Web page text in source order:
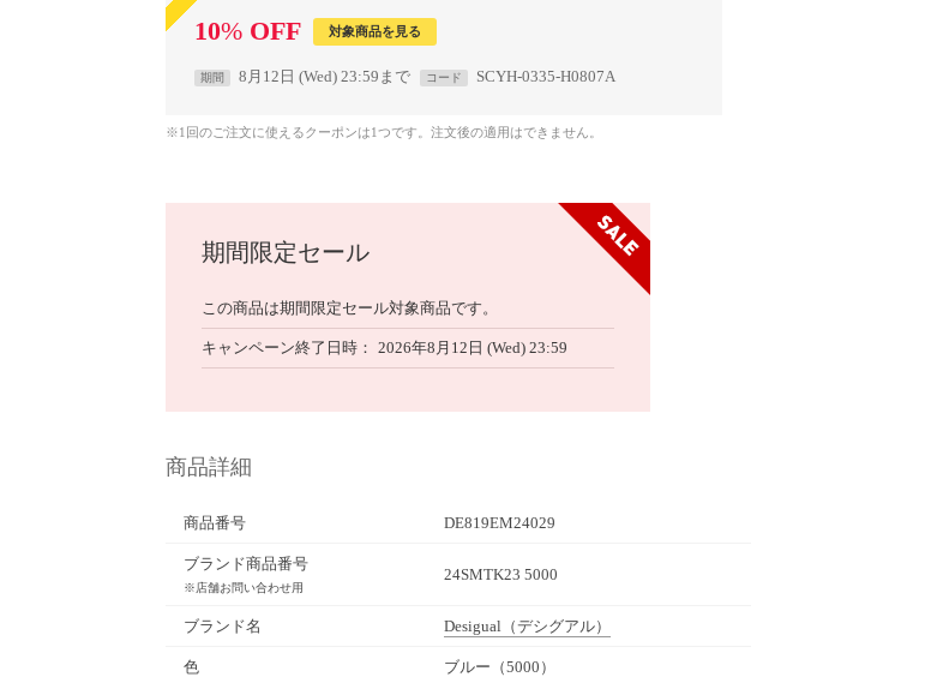
10% OFF 対象商品を見る
期間 8月12日 (Wed) 23:59まで コード SCYH-0335-H0807A
※1回のご注文に使えるクーポンは1つです。注文後の適用はできません。
期間限定セール
この商品は期間限定セール対象商品です。
キャンペーン終了日時 2026年8月12日 (Wed) 23:59
商品詳細
商品番号 DE819EM24029
ブランド商品番号
※店舗お問い合わせ用
24SMTK23 5000
ブランド名 Desigual （デシグアル）
色 ブルー（5000）